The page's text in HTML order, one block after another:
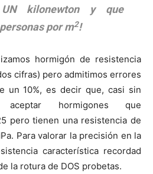
kilonewton y que
por m2!
hormigón de resistencia
cifras) pero admitimos errores
un 10%, es decir que, casi sin
aceptar hormigones que
pero tienen una resistencia de
Para valorar la precisión en la
característica recordad
la rotura de DOS probetas.